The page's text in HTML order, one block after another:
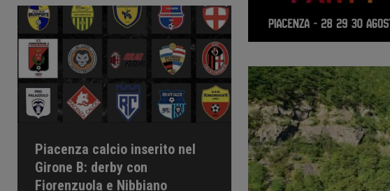
Piacenza calcio inserito nel
Girone B: derby con
Fiorenzuola e Nibbiano